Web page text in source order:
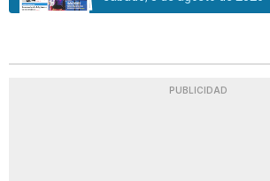
PUBLICIDAD